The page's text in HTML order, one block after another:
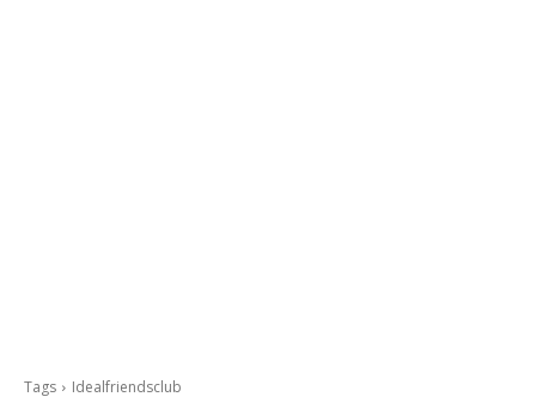
Tags Idealfriendsclub